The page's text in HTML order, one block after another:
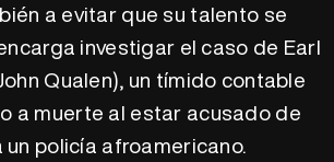
a evitar que su talento se
investigar el caso de Earl
Qualen), un tímido contable
a muerte al estar acusado de
un policía afroamericano.